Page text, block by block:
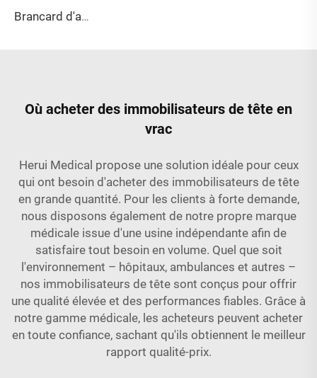
Brancard d'ambulance YHR-A3
Où acheter des immobilisateurs de tête en
vrac
Herui Medical propose une solution idéale pour ceux
qui ont besoin d'acheter des immobilisateurs de tête
en grande quantité. Pour les clients à forte demande,
nous disposons également de notre propre marque
médicale issue d'une usine indépendante afin de
satisfaire tout besoin en volume. Quel que soit
l'environnement – hôpitaux, ambulances et autres –
nos immobilisateurs de tête sont conçus pour offrir
une qualité élevée et des performances fiables. Grâce à
notre gamme médicale, les acheteurs peuvent acheter
en toute confiance, sachant qu'ils obtiennent le meilleur
rapport qualité-prix.